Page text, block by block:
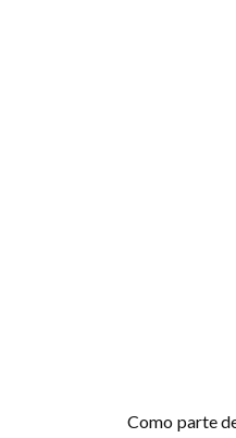
Como parte